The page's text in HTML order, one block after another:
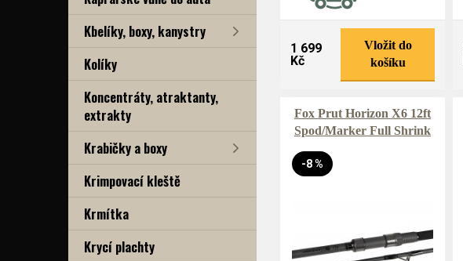
Kbelíky, boxy, kanystry
Kolíky
Koncentráty, atraktanty,
extrakty
Krabičky a boxy
Krimpovací kleště
Krmítka
Krycí plachty
1 699
Kč
Vložit do
košíku
Fox Prut Horizon X6 12ft
Spod/Marker Full Shrink
-8 %